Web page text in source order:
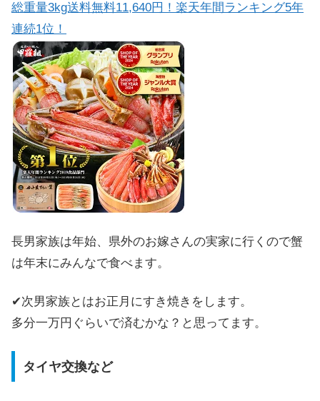
総重量3kg送料無料11,640円！楽天年間ランキング5年
連続1位！
長男家族は年始、県外のお嫁さんの実家に行くので蟹
は年末にみんなで食べます。
✔次男家族とはお正月にすき焼きをします。
多分一万円ぐらいで済むかな？と思ってます。
タイヤ交換など